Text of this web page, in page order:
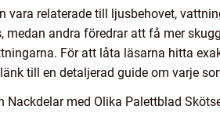
vara relaterade till ljusbehovet,
andra föredrar att få mer
För att låta läsarna hitta
till en detaljerad guide om varje
Nackdelar med Olika Palettblad